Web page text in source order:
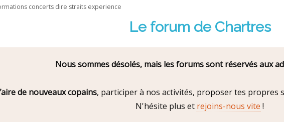
concerts dire straits experience
Le forum de Chartres
Nous sommes désolés, mais les forums sont réservés aux
de nouveaux copains, participer à nos activités, proposer tes propres
N'hésite plus et rejoins-nous vite !